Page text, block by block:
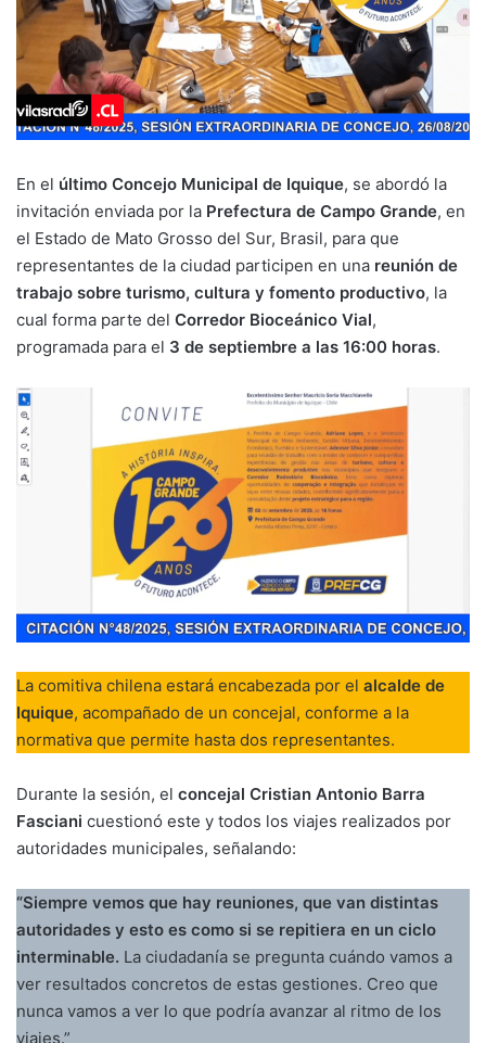
En el último Concejo Municipal de Iquique, se abordó la
invitación enviada por la Prefectura de Campo Grande, en
el Estado de Mato Grosso del Sur, Brasil, para que
representantes de la ciudad participen en una reunión de
trabajo sobre turismo, cultura y fomento productivo, la
cual forma parte del Corredor Bioceánico Vial,
programada para el 3 de septiembre a las 16:00 horas.
La comitiva chilena estará encabezada por el alcalde de
Iquique, acompañado de un concejal, conforme a la
normativa que permite hasta dos representantes.
Durante la sesión, el concejal Cristian Antonio Barra
Fasciani cuestionó este y todos los viajes realizados por
autoridades municipales, señalando:
“Siempre vemos que hay reuniones, que van distintas
autoridades y esto es como si se repitiera en un ciclo
interminable. La ciudadanía se pregunta cuándo vamos a
ver resultados concretos de estas gestiones. Creo que
nunca vamos a ver lo que podría avanzar al ritmo de los
viajes.”